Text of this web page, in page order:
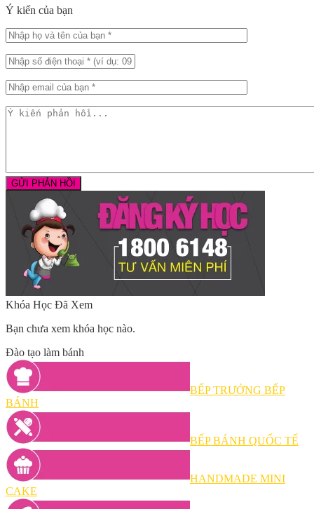
Ý kiến của bạn
Khóa Học Đã Xem
Bạn chưa xem khóa học nào.
Đào tạo làm bánh
BẾP TRƯỞNG BẾP
BÁNH
BẾP BÁNH QUỐC TẾ
HANDMADE MINI
CAKE